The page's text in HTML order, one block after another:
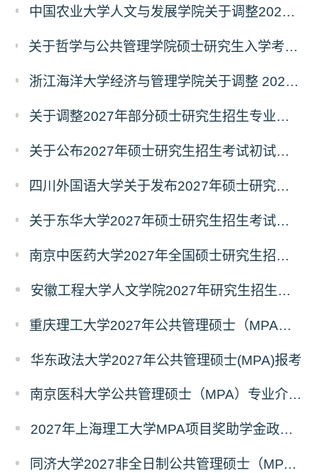
中国农业大学人文与发展学院关于调整2027年硕士研究生招生考试初试科目的通知
关于哲学与公共管理学院硕士研究生入学考试（初试） 考试科目及参考书目变更的通知（二）
浙江海洋大学经济与管理学院关于调整 2027年硕士研究生招生考试初试科目的公告
关于调整2027年部分硕士研究生招生专业初试考试科目的公告（持续更新中）
关于公布2027年硕士研究生招生考试初试自命题科目考试大纲的通知
四川外国语大学关于发布2027年硕士研究生招生考试自命题科目大纲的公告
关于东华大学2027年硕士研究生招生考试（初试）招生目录拟调整公告（一）
南京中医药大学2027年全国硕士研究生招生考试初试自命题科目考试内容及参考书目
安徽工程大学人文学院2027年研究生招生简章
重庆理工大学2027年公共管理硕士（MPA）专业学位研究生（双证）报考
华东政法大学2027年公共管理硕士(MPA)报考
南京医科大学公共管理硕士（MPA）专业介绍（2027年）
2027年上海理工大学MPA项目奖助学金政策发布
同济大学2027非全日制公共管理硕士（MPA）奖学金方案